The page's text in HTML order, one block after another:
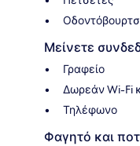
Μείνετε
Γραφείο
Δωρεάν Wi-Fi
Τηλέφωνο
Φαγητό και